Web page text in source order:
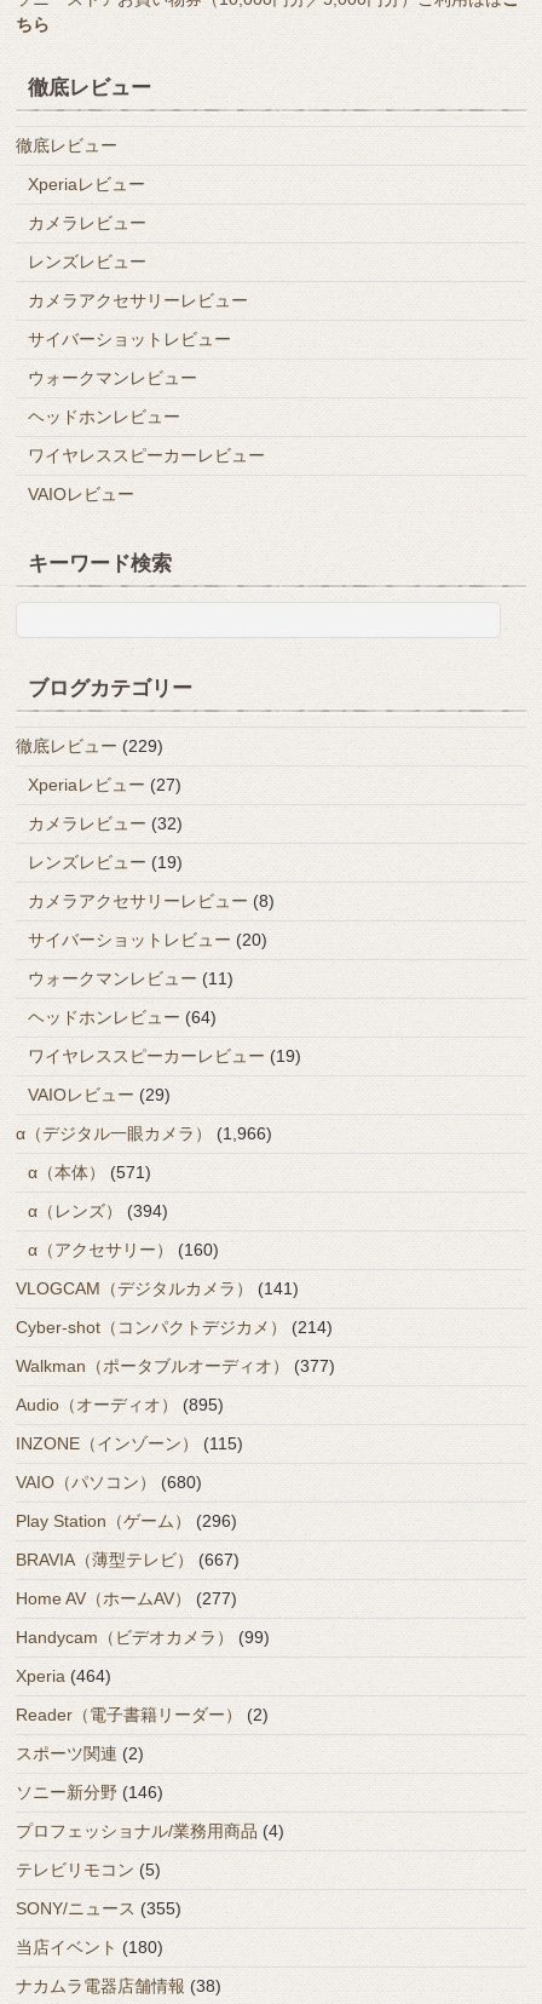
ちら
徹底レビュー
徹底レビュー
Xperiaレビュー
カメラレビュー
レンズレビュー
カメラアクセサリーレビュー
サイバーショットレビュー
ウォークマンレビュー
ヘッドホンレビュー
ワイヤレススピーカーレビュー
VAIOレビュー
キーワード検索
ブログカテゴリー
徹底レビュー (229)
Xperiaレビュー (27)
カメラレビュー (32)
レンズレビュー (19)
カメラアクセサリーレビュー (8)
サイバーショットレビュー (20)
ウォークマンレビュー (11)
ヘッドホンレビュー (64)
ワイヤレススピーカーレビュー (19)
VAIOレビュー (29)
α（デジタル一眼カメラ）
(1,966)
α（本体）
(571)
α（レンズ）
(394)
α（アクセサリー）
(160)
VLOGCAM（デジタルカメラ）
(141)
Cyber-shot（コンパクトデジカメ）
(214)
Walkman（ポータブルオーディオ）
(377)
Audio（オーディオ）
(895)
INZONE（インゾーン）
(115)
VAIO（パソコン）
(680)
Play Station（ゲーム）
(296)
BRAVIA（薄型テレビ）
(667)
Home AV（ホームAV）
(277)
Handycam（ビデオカメラ）
(99)
Xperia (464)
Reader（電子書籍リーダー）
(2)
スポーツ関連 (2)
ソニー新分野 (146)
プロフェッショナル/業務用商品 (4)
テレビリモコン (5)
SONY/ニュース (355)
当店イベント (180)
ナカムラ電器店舗情報 (38)